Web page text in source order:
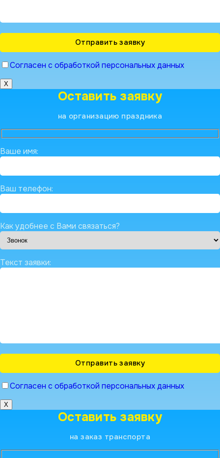
Согласен с обработкой персональных данных
X
Оставить заявку
на организацию праздника
Ваше имя:
Ваш телефон:
Как удобнее с Вами связаться?
Текст заявки:
Согласен с обработкой персональных данных
X
Оставить заявку
на заказ транспорта